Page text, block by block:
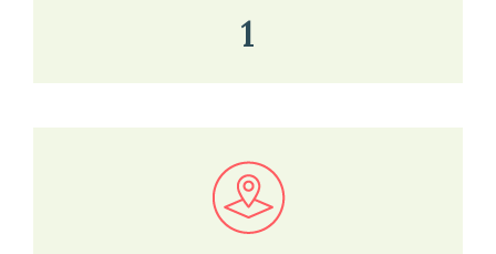
1
Bekijk in onze kaartviewer